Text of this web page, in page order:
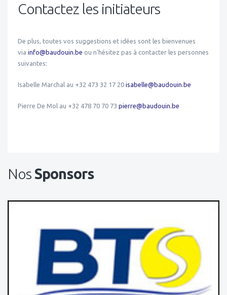
Contactez les initiateurs
De plus, toutes vos suggestions et idées sont les bienvenues
via info@baudouin.be ou n'hésitez pas à contacter les personnes
suivantes:
Isabelle Marchal au +32 473 32 17 20 isabelle@baudouin.be
Pierre De Mol au +32 478 70 70 73 pierre@baudouin.be
Nos Sponsors